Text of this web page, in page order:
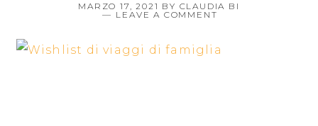
MARZO 17, 2021 BY CLAUDIA BI
LEAVE A COMMENT